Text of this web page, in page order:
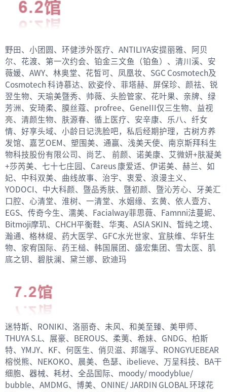
野田、小团圆、环健涉外医疗、ANTILIYA安提丽雅、阿贝
尔、花渡、第一次约会、铂金三文鱼（铂鱼）、清川溪、安
薇媛、AWY、林奥堂、花皙可、凤凰妆、SGC Cosmotech及
Cosmotech 科诗慕达、欧姿伶、菲塔赫、屏保珍、颜祛、锐
翌生物、天瑜美暨秀、帅薇、头脸管家、花叶果、亲牌、绿
芳洲、安琦柔、膜丝蔻、profree、GeneIII仅三生物、益视
亮、清颜生物、肤源春、循上医疗、安辛康、乐八、纤女
情、好享头域、小龄日记洗脸吧，私后经期护理，古树方养
发馆、嘉艺OEM、塑围美、通赢、浅美天使、南京斯拜科生
物科技股份有限公司、尚艺、 前颜、诺美康、艾微妍+肤凝美
+莎芮美、七十七庄园、Careus 康爱适、伊诺美、赫兰、如
妃、中科双美、曲线故事、治宇、衷爱、浪漫主义、
YODOCI、中大科颜、暨品秀肤、暨初颜、暨沁芳心、牙美汇
口腔、心清堂、淮树、一清堂、水姻缘、玄黄、依人壹方、
EGS、传奇今生、濡美、Facialway菲思薇、Famnni法蔓妮、
Bitmoji摩玑、CHCH平衡鞋、华夷、ASIA SKIN、皙纯之境、
瀚通、格林缇、药大医学、GFC水光世家、宜肤维、华轩生
物、家宥国际、药王槌、韩国展团、盛宏集团、雪太医、肌
底之钥、碧肤澜、黛兰娜、欧迪玛
迷特斯、RONIKI、洛丽奇、未风、和美至臻、美甲师、
THUYA S.L、展豪、BEROUS、柔荑、希妹、GNDG、柏斯
特、YMJY、KF、何医生、俏贝滋、邦端孚、RONGYUEBEAR
榕悦熊、NEKOKO、晨美、色瑟、ibelieve、万呈科技、BA干
细胞、器械、耗材、全品国际、moody/ moodyblue/
bubble、AMDMG、博美、ONINE/ JARDIN GLOBAL 环球花